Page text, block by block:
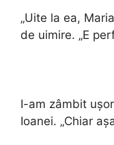
„Uite la ea,
de uimire. „E
I-am zâmbit
Ioanei. „Chiar